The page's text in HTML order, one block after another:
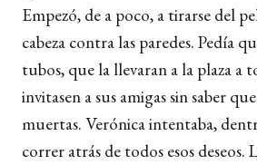
Empezó, de a poco, a tirarse del
cabeza contra las paredes. Pedía
tubos, que la llevaran a la plaza a
invitasen a sus amigas sin saber
muertas. Verónica intentaba,
correr atrás de todos esos deseos.